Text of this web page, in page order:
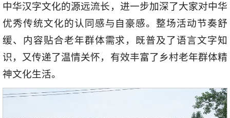
中华汉字文化的源远流长，进一步加深了大家对中华
优秀传统文化的认同感与自豪感。整场活动节奏舒
缓、内容贴合老年群体需求，既普及了语言文字知
识，又传递了温情关怀，有效丰富了乡村老年群体精
神文化生活。